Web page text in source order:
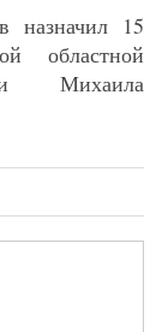
назначил 15
областной
Михаила